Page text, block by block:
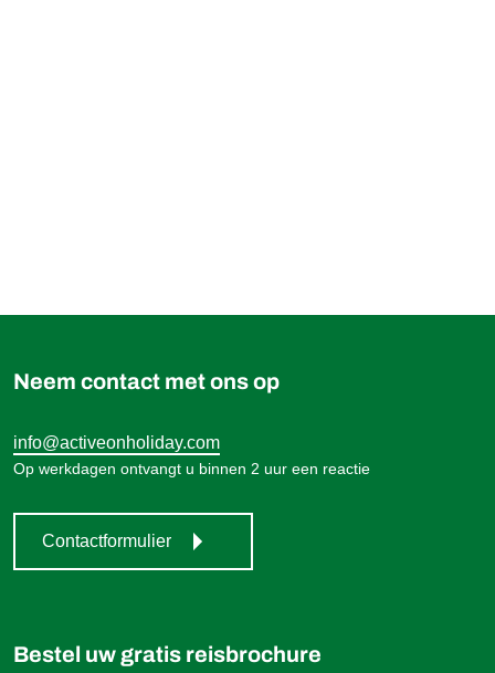
vanaf 899,00 € Boek
Neem contact met ons op
info@activeonholiday.com
Op werkdagen ontvangt u binnen 2 uur een reactie
Contactformulier
Bestel uw gratis reisbrochure